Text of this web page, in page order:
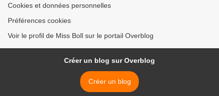
Cookies et données personnelles
Préférences cookies
Voir le profil de Miss Boll sur le portail Overblog
Créer un blog sur Overblog
Créer un blog